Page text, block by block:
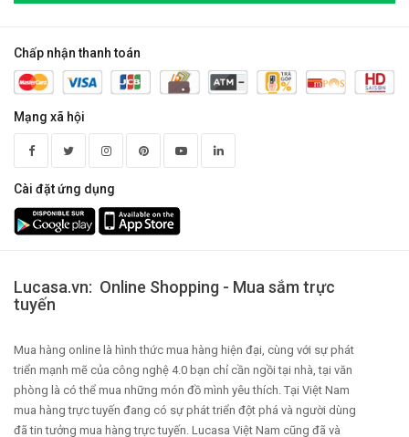
Chấp nhận thanh toán
Mạng xã hội
Cài đặt ứng dụng
Lucasa.vn: Online Shopping - Mua sắm trực
tuyến
Mua hàng online là hình thức mua hàng hiện đại, cùng với sự phát
triển mạnh mẽ của công nghệ 4.0 bạn chỉ cần ngồi tại nhà, tại văn
phòng là có thể mua những món đồ mình yêu thích. Tại Việt Nam
mua hàng trực tuyến đang có sự phát triển đột phá và người dùng
đã tin tưởng mua hàng trực tuyến. Lucasa Việt Nam cũng đã và